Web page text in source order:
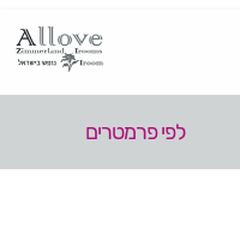
לפי פרמטרים